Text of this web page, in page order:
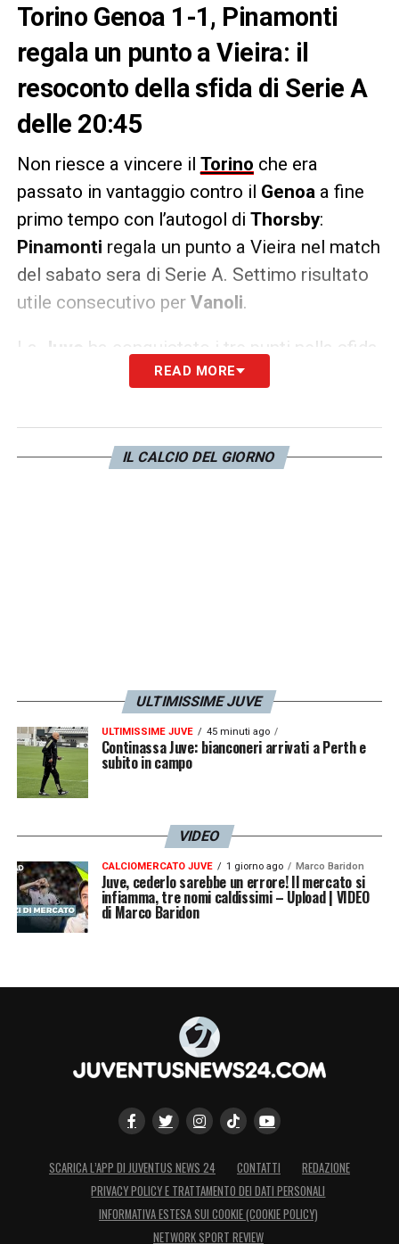
Torino Genoa 1-1, Pinamonti
regala un punto a Vieira: il
resoconto della sfida di Serie A
delle 20:45
Non riesce a vincere il Torino che era
passato in vantaggio contro il Genoaa fine
primo tempo con l’autogol di Thorsby:
Pinamonti regala un punto a Vieira nel match
del sabato sera di Serie A. Settimo risultato
utile consecutivo per Vanoli.
La Juve
ha conquistato i tre punti nella sfida
contro il Como e tornerà in campo martedì
PSV.
READ MORE
IL CALCIO DEL GIORNO
ULTIMISSIME JUVE
ULTIMISSIME JUVE 45 minuti ago
Continassa Juve: bianconeri arrivati a Perth e
subito in campo
VIDEO
CALCIOMERCATO JUVE 1 giorno ago Marco Baridon
Juve, cederlo sarebbe un errore! Il mercato si
infiamma, tre nomi caldissimi – Upload | VIDEO
di Marco Baridon
SCARICA L’APP DI JUVENTUS NEWS 24 CONTATTI
REDAZIONE
PRIVACY POLICY E TRATTAMENTO DEI DATI PERSONALI
INFORMATIVA ESTESA SUI COOKIE (COOKIE POLICY)
NETWORK SPORT REVIEW